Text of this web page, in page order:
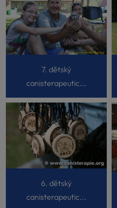
7. dětský
canisterapeutic...
6. dětský
canisterapeutic...